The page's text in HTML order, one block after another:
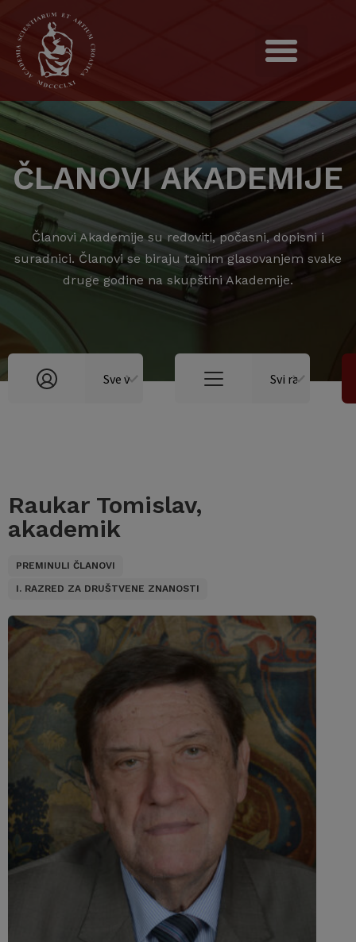
ČLANOVI AKADEMIJE
Članovi Akademije su redoviti, počasni, dopisni i
suradnici. Članovi se biraju tajnim glasovanjem svake
druge godine na skupštini Akademije.
Raukar Tomislav,
akademik
PREMINULI ČLANOVI
I. RAZRED ZA DRUŠTVENE ZNANOSTI